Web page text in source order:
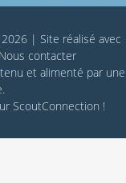
| Site réalisé avec
Nous contacter
et alimenté par une
ScoutConnection !